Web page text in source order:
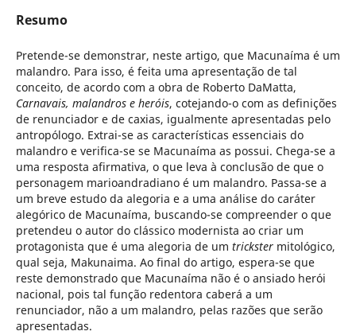
Resumo
Pretende-se demonstrar, neste artigo, que Macunaíma é um
malandro. Para isso, é feita uma apresentação de tal
conceito, de acordo com a obra de Roberto DaMatta,
Carnavais, malandros e heróis, cotejando-o com as definições
de renunciador e de caxias, igualmente apresentadas pelo
antropólogo. Extrai-se as características essenciais do
malandro e verifica-se se Macunaíma as possui. Chega-se a
uma resposta afirmativa, o que leva à conclusão de que o
personagem marioandradiano é um malandro. Passa-se a
um breve estudo da alegoria e a uma análise do caráter
alegórico de Macunaíma, buscando-se compreender o que
pretendeu o autor do clássico modernista ao criar um
protagonista que é uma alegoria de um trickstermitológico,
qual seja, Makunaima. Ao final do artigo, espera-se que
reste demonstrado que Macunaíma não é o ansiado herói
nacional, pois tal função redentora caberá a um
renunciador, não a um malandro, pelas razões que serão
apresentadas.